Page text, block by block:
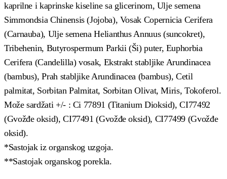
kaprilne i kaprinske kiseline sa glicerinom, Ulje semena
Simmondsia Chinensis (Jojoba), Vosak Copernicia Cerifera
(Carnauba), Ulje semena Helianthus Annuus (suncokret),
Tribehenin, Butyrospermum Parkii (Ši) puter, Euphorbia
Cerifera (Candelilla) vosak, Ekstrakt stabljike Arundinacea
(bambus), Prah stabljike Arundinacea (bambus), Cetil
palmitat, Sorbitan Palmitat, Sorbitan Olivat, Miris, Tokoferol.
Može sardžati +/- : Ci 77891 (Titanium Dioksid), CI77492
(Gvožđe oksid), CI77491 (Gvožđe oksid), CI77499 (Gvožđe
oksid).
*Sastojak iz organskog uzgoja.
**Sastojak organskog porekla.